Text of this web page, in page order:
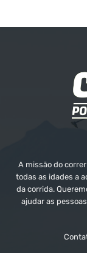
A missão do
todas as idades a
da corrida.
ajudar as